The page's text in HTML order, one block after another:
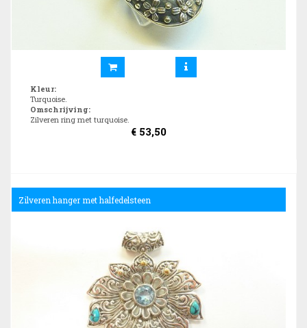
Kleur:
Turquoise.
Omschrijving:
Zilveren ring met turquoise.
€ 53,50
Zilveren hanger met halfedelsteen